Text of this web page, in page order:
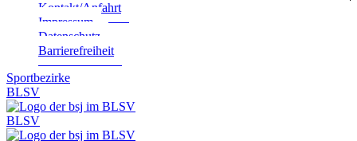
Kontakt/Anfahrt
Impres­sum
Daten­schutz
Bar­rie­re­frei­heit
Sportbezirke
BLSV
BLSV